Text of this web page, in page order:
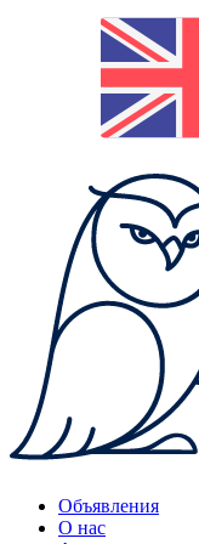
Объявления
О нас